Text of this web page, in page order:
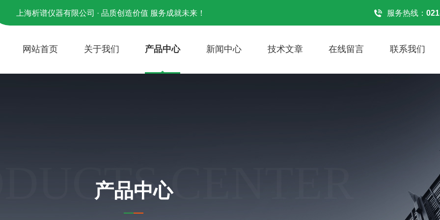
上海析谱仪器有限公司 · 品质创造价值 服务成就未来！ 服务热线：
网站首页 关于我们 产品中心 新闻中心 技术文章 在线留言 联系我们
CENTER
产品中心